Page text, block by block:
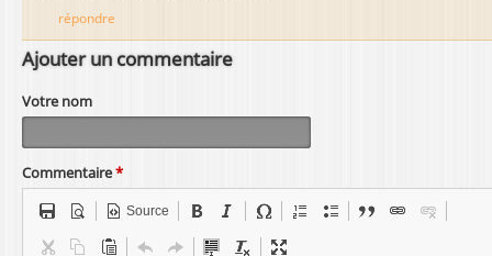
répondre
Ajouter un commentaire
Votre nom
Commentaire*
Source